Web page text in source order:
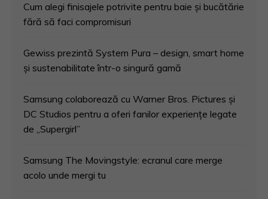
Cum alegi finisajele potrivite pentru baie și bucătărie
fără să faci compromisuri
Gewiss prezintă System Pura – design, smart home
și sustenabilitate într-o singură gamă
Samsung colaborează cu Warner Bros. Pictures și
DC Studios pentru a oferi fanilor experiențe legate
de „Supergirl”
Samsung The Movingstyle: ecranul care merge
acolo unde mergi tu